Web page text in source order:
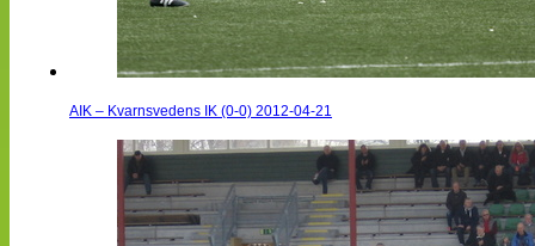
AIK – Kvarnsvedens IK (0-0) 2012-04-21